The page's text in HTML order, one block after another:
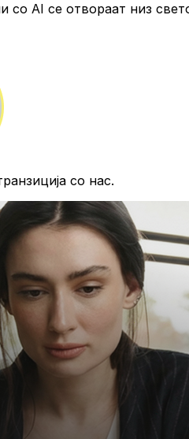
со AI се отвораат низ
со нас.